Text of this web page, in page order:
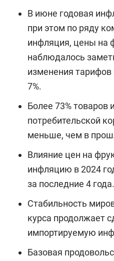
В июне годовая
при этом по ряду
инфляция, цены на
наблюдалось
изменения
7%.
Более 73% товаров
потребительской
меньше, чем в
Влияние цен на
инфляцию в 2024
за последние 4 года.
Стабильность
курса продолжает
импортируемую
Базовая